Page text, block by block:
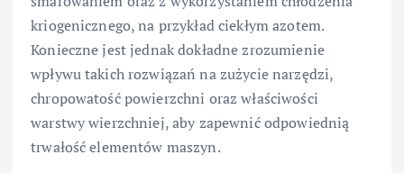
kriogenicznego, na przykład ciekłym azotem.
Konieczne jest jednak dokładne zrozumienie
wpływu takich rozwiązań na zużycie narzędzi,
chropowatość powierzchni oraz właściwości
warstwy wierzchniej, aby zapewnić odpowiednią
trwałość elementów maszyn.